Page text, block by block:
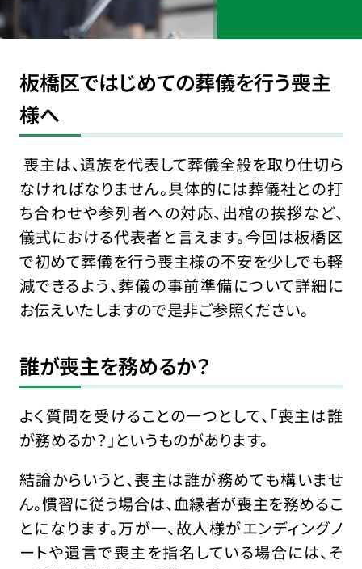
板橋区ではじめての葬儀を行う喪主
様へ
喪主は、遺族を代表して葬儀全般を取り仕切ら
なければなりません。具体的には葬儀社との打
ち合わせや参列者への対応、出棺の挨拶など、
儀式における代表者と言えます。今回は板橋区
で初めて葬儀を行う喪主様の不安を少しでも軽
減できるよう、葬儀の事前準備について詳細に
お伝えいたしますので是非ご参照ください。
誰が喪主を務めるか？
よく質問を受けることの一つとして、「喪主は誰
が務めるか？」というものがあります。
結論からいうと、喪主は誰が務めても構いませ
ん。慣習に従う場合は、血縁者が喪主を務めるこ
とになります。万が一、故人様がエンディングノ
ートや遺言で喪主を指名している場合には、そ